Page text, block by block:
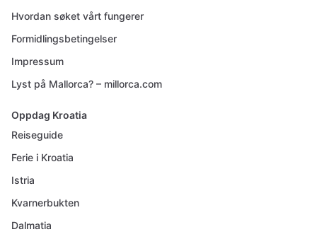
Hvordan søket vårt fungerer
Formidlingsbetingelser
Impressum
Lyst på Mallorca? – millorca.com
Oppdag Kroatia
Reiseguide
Ferie i Kroatia
Istria
Kvarnerbukten
Dalmatia